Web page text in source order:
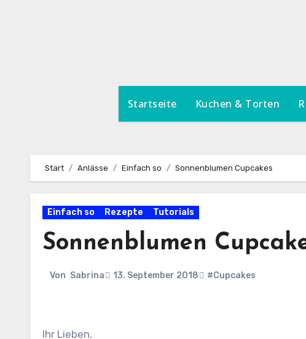
Startseite Kuchen & Torten
Start Anlässe Einfach so Sonnenblumen Cupcakes
Einfach so Rezepte Tutorials
Sonnenblumen
Von Sabrina 13. September 2018 #Cupcakes
Ihr Lieben,